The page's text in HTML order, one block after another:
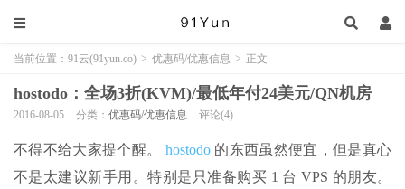
当前位置： 91云(91yun.co) > 优惠码/优惠信息 > 正文
hostodo：全场3折(KVM)/最低年付24美元/QN机房
2016-08-05 分类： 优惠码/优惠信息 评论(4)
不得不给大家提个醒。 hostodo的东西虽然便宜，但是真心
不是太建议新手用。特别是只准备购买 1 台 VPS 的朋友。